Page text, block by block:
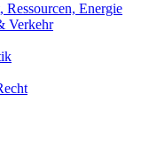
Energie
Verkehr